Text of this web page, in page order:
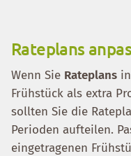
Rateplans
Wenn Sie Rateplans
Frühstück als extra
sollten Sie die
Perioden aufteilen.
eingetragenen